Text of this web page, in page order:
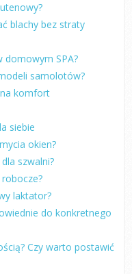
blachy bez straty
domowym SPA?
samolotów?
komfort
siebie
okien?
szwalni?
laktator?
do konkretnego
Czy warto postawić